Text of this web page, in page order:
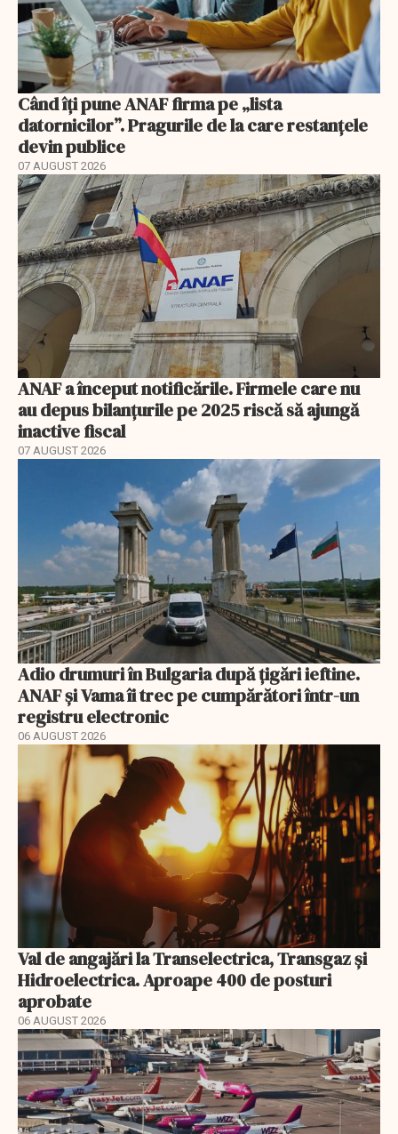
Când îți pune ANAF firma pe „lista
datornicilor”. Pragurile de la care restanțele
devin publice
07 AUGUST 2026
ANAF a început notificările. Firmele care nu
au depus bilanțurile pe 2025 riscă să ajungă
inactive fiscal
07 AUGUST 2026
Adio drumuri în Bulgaria după țigări ieftine.
ANAF și Vama îi trec pe cumpărători într-un
registru electronic
06 AUGUST 2026
Val de angajări la Transelectrica, Transgaz și
Hidroelectrica. Aproape 400 de posturi
aprobate
06 AUGUST 2026